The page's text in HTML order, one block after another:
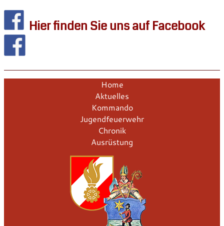
Hier finden Sie uns auf Facebook
Home
Aktuelles
Kommando
Jugendfeuerwehr
Chronik
Ausrüstung